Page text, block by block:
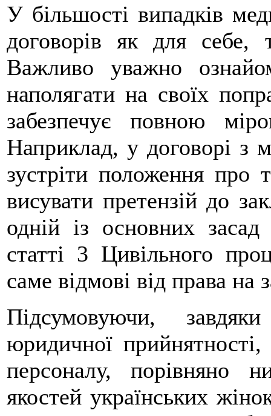
У більшості випадків
договорів як для себе,
Важливо уважно
наполягати на своїх
забезпечує повною
Наприклад, у договорі з
зустріти положення
висувати претензій до
одній із основних
статті 3 Цивільного
саме відмові від права на
Підсумовуючи,
юридичної прийнятності,
персоналу, порівняно
якостей українських